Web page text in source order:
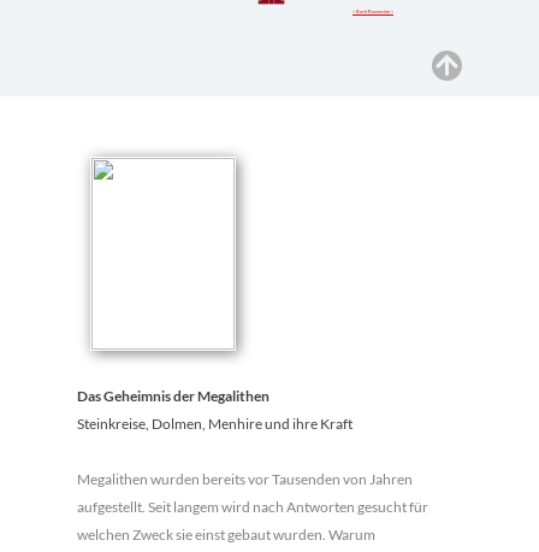
> Buch-Rezension <
Das Geheimnis der Megalithen
Steinkreise, Dolmen, Menhire und ihre Kraft
Megalithen wurden bereits vor Tausenden von Jahren
aufgestellt. Seit langem wird nach Antworten ge­sucht für
welchen Zweck sie einst ge­baut wurden. Warum